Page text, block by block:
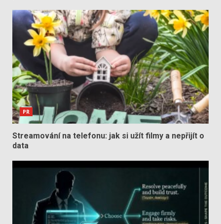
PR
Streamování na telefonu: jak si užít filmy a nepřijít o
data